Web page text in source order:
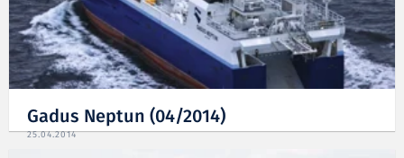
Gadus Neptun (04/2014)
25.04.2014